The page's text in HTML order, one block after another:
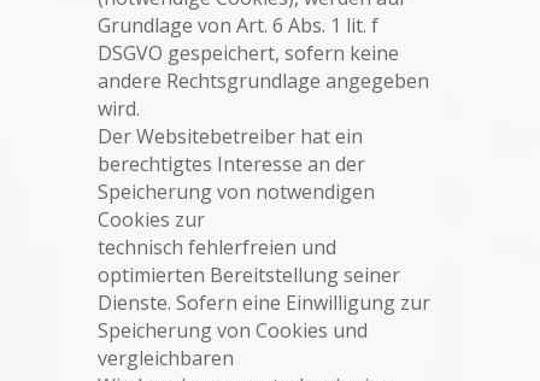
Grundlage von Art. 6 Abs. 1 lit. f
DSGVO gespeichert, sofern keine
andere Rechtsgrundlage angegeben
wird.
Der Websitebetreiber hat ein
berechtigtes Interesse an der
Speicherung von notwendigen
Cookies zur
technisch fehlerfreien und
optimierten Bereitstellung seiner
Dienste. Sofern eine Einwilligung zur
Speicherung von Cookies und
vergleichbaren